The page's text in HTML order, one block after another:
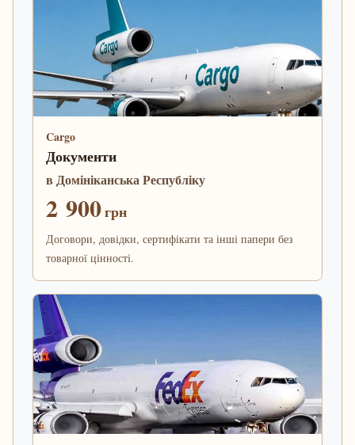
Cargo
Документи
в Домініканська Республіку
2 900грн
Договори, довідки, сертифікати та інші папери без
товарної цінності.